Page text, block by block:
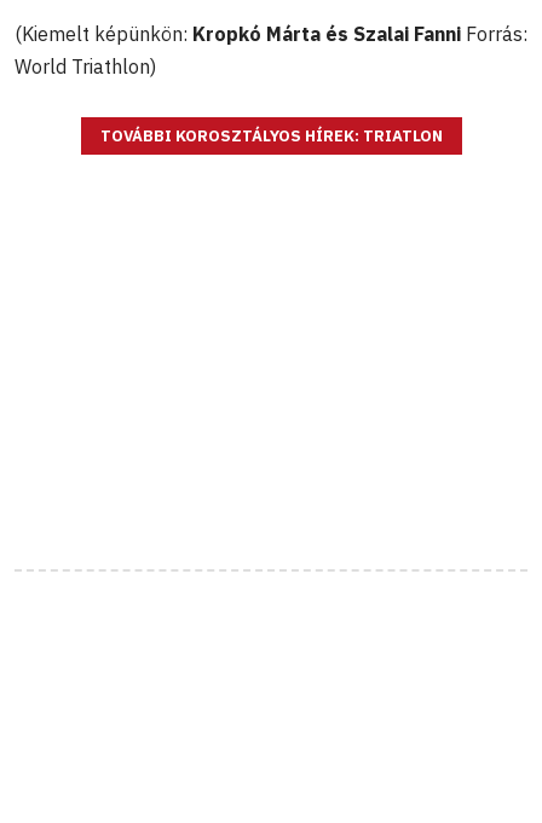
(Kiemelt képünkön: Kropkó Márta és Szalai Fanni Forrás:
World Triathlon)
TOVÁBBI KOROSZTÁLYOS HÍREK: TRIATLON